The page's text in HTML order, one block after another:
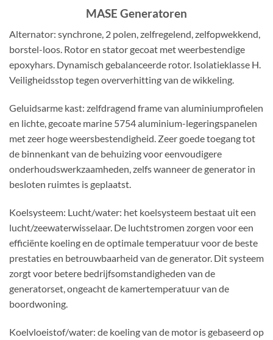
MASE Generatoren
Alternator: synchrone, 2 polen, zelfregelend, zelfopwekkend,
borstel-loos. Rotor en stator gecoat met weerbestendige
epoxyhars. Dynamisch gebalanceerde rotor. Isolatieklasse H.
Veiligheidsstop tegen oververhitting van de wikkeling.
Geluidsarme kast: zelfdragend frame van aluminiumprofielen
en lichte, gecoate marine 5754 aluminium-legeringspanelen
met zeer hoge weersbestendigheid. Zeer goede toegang tot
de binnenkant van de behuizing voor eenvoudigere
onderhoudswerkzaamheden, zelfs wanneer de generator in
besloten ruimtes is geplaatst.
Koelsysteem: Lucht/water: het koelsysteem bestaat uit een
lucht/zeewaterwisselaar. De luchtstromen zorgen voor een
efficiënte koeling en de optimale temperatuur voor de beste
prestaties en betrouwbaarheid van de generator. Dit systeem
zorgt voor betere bedrijfsomstandigheden van de
generatorset, ongeacht de kamertemperatuur van de
boordwoning.
Koelvloeistof/water: de koeling van de motor is gebaseerd op